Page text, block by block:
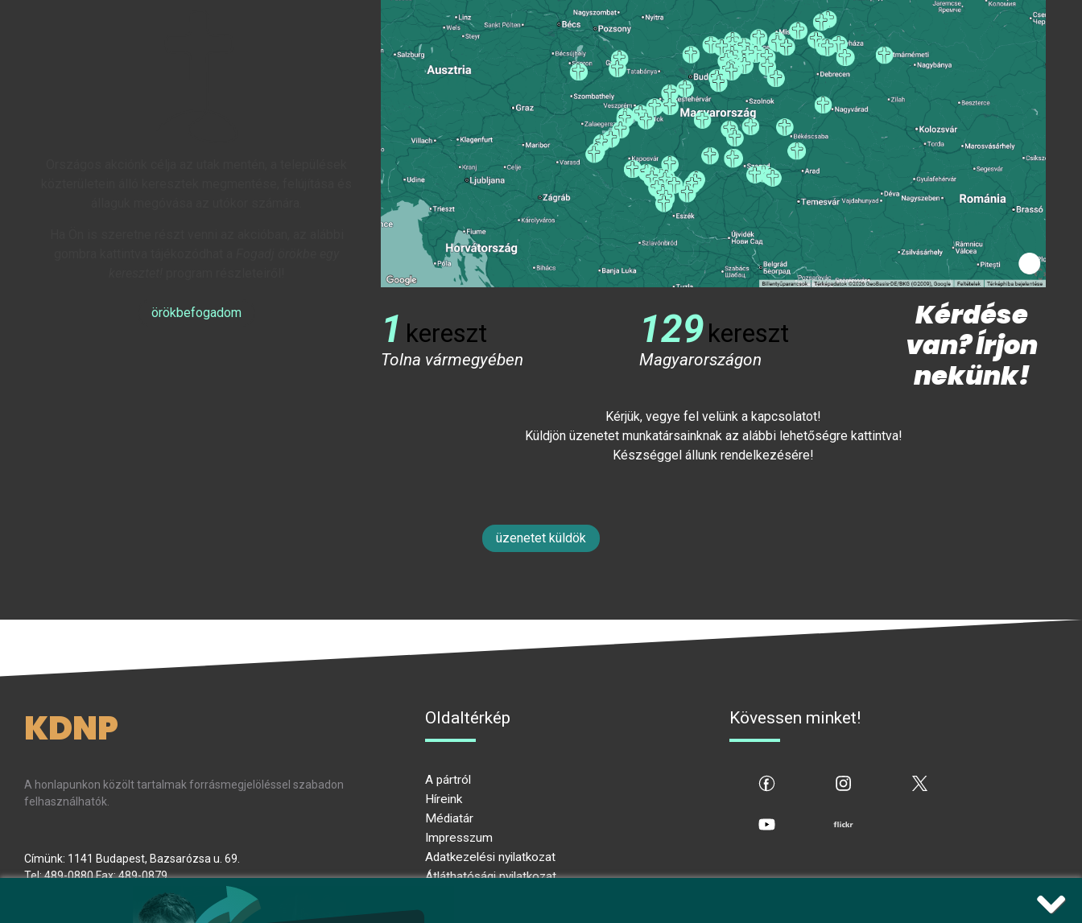
örökbefogadom 1 kereszt
Tolna vármegyében
129kereszt
Magyarországon
Kérdése
van? Írjon
nekünk!
Kérjük, vegye fel velünk a kapcsolatot!
Küldjön üzenetet munkatársainknak az alábbi lehetőségre kattintva!
Készséggel állunk rendelkezésére!
üzenetet küldök
KDNP
A honlapunkon közölt tartalmak forrásmegjelöléssel szabadon
felhasználhatók.
Címünk: 1141 Budapest, Bazsarózsa u. 69.
Tel: 489-0880 Fax: 489-0879
hu(kdnp[at]kdnp[dot]hu)
Oldaltérkép
A pártról
Híreink
Médiatár
Impresszum
Adatkezelési nyilatkozat
Átláthatósági nyilatkozat
Kövessen minket!
flickr